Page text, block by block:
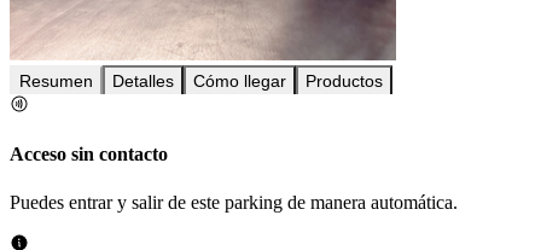
Resumen Detalles Cómo llegar Productos
Acceso sin contacto
Puedes entrar y salir de este parking de manera automática.